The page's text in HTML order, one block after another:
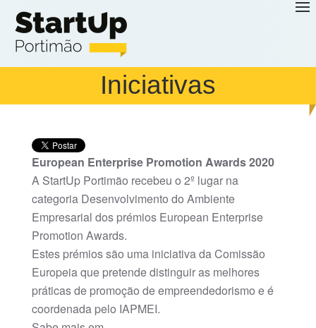
Saltar para o conteúdo principal
Iniciativas
European Enterprise Promotion Awards 2020
A StartUp Portimão recebeu o 2º lugar na
categoria Desenvolvimento do Ambiente
Empresarial dos prémios European Enterprise
Promotion Awards.
Estes prémios são uma iniciativa da Comissão
Europeia que pretende distinguir as melhores
práticas de promoção de empreendedorismo e é
coordenada pelo IAPMEI.